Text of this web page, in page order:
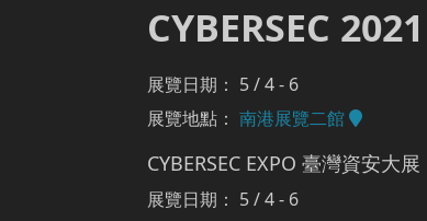
CYBERSEC
展覽日期： 5 / 4 - 6
展覽地點：南港展覽二館
CYBERSEC EXPO 臺灣資安大展
展覽日期： 5 / 4 - 6